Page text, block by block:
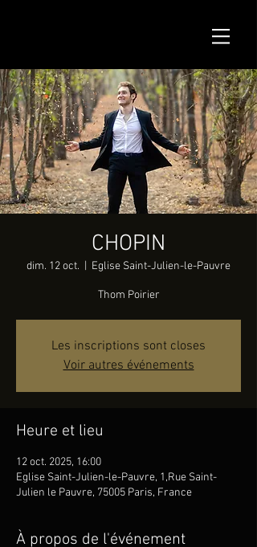
CHOPIN
dim. 12 oct. Eglise Saint-Julien-le-Pauvre
Thom Poirier
Les inscriptions sont closes
Voir autres événements
Heure et lieu
12 oct. 2025, 16:00
Eglise Saint-Julien-le-Pauvre, 1,Rue Saint-
Julien le Pauvre, 75005 Paris, France
À propos de l'événement